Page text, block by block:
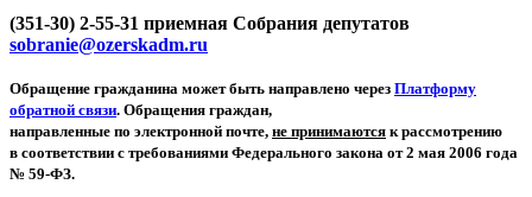
(351-30) 2-55-31 приемная Собрания депутатов
sobranie@ozerskadm.ru
Обращение гражданина может быть направлено через Платформу
обратной связи. Обращения граждан,
направленные по электронной почте, не принимаются к рассмотрению
в соответствии с требованиями Федерального закона от 2 мая 2006 года
№ 59-ФЗ.